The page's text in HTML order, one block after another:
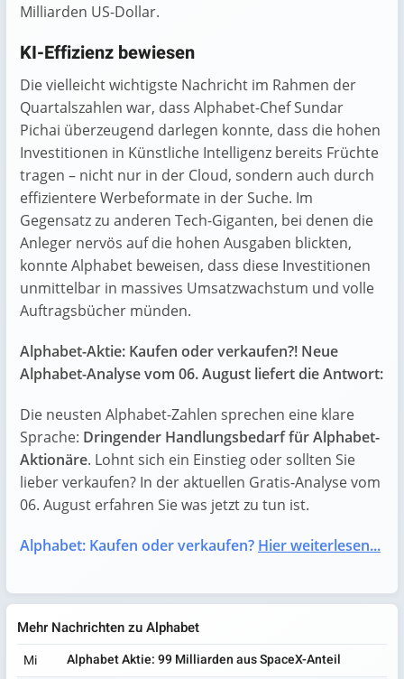
Milliarden US-Dollar.
KI-Effizienz bewiesen
Die vielleicht wichtigste Nachricht im Rahmen der
Quartalszahlen war, dass Alphabet-Chef Sundar
Pichai überzeugend darlegen konnte, dass die hohen
Investitionen in Künstliche Intelligenz bereits Früchte
tragen – nicht nur in der Cloud, sondern auch durch
effizientere Werbeformate in der Suche. Im
Gegensatz zu anderen Tech-Giganten, bei denen die
Anleger nervös auf die hohen Ausgaben blickten,
konnte Alphabet beweisen, dass diese Investitionen
unmittelbar in massives Umsatzwachstum und volle
Auftragsbücher münden.
Alphabet-Aktie: Kaufen oder verkaufen?! Neue
Alphabet-Analyse vom 06. August liefert die Antwort:
Die neusten Alphabet-Zahlen sprechen eine klare
Sprache: Dringender Handlungsbedarf für Alphabet-
Aktionäre. Lohnt sich ein Einstieg oder sollten Sie
lieber verkaufen? In der aktuellen Gratis-Analyse vom
06. August erfahren Sie was jetzt zu tun ist.
Alphabet: Kaufen oder verkaufen? Hier weiterlesen...
Mehr Nachrichten zu Alphabet
Mi Alphabet Aktie: 99 Milliarden aus SpaceX-Anteil